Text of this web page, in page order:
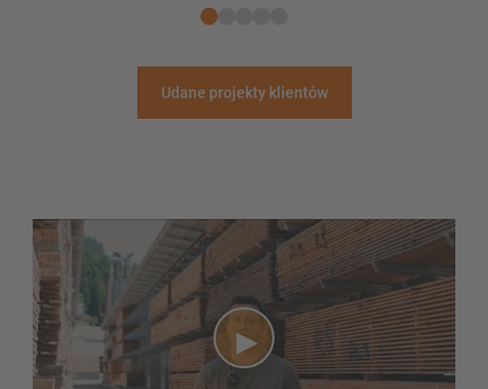
Udane projekty klientów